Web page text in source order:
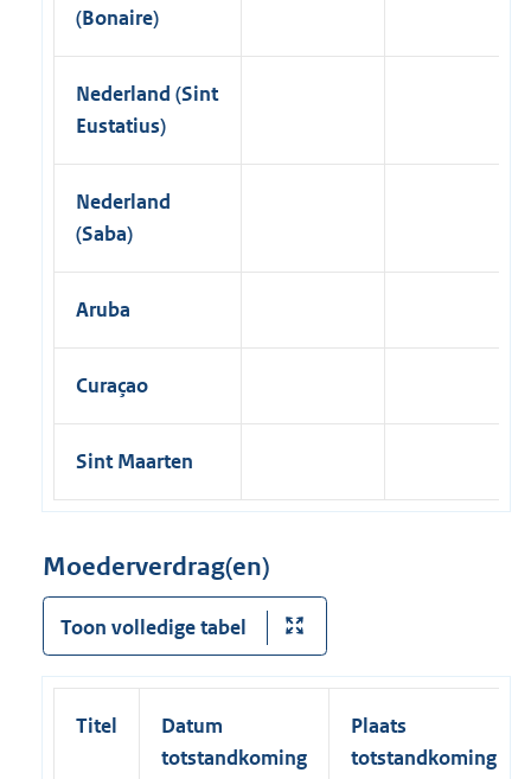
(Bonaire)
Nederland (Sint
Eustatius)
Nederland
(Saba)
Aruba
Curaçao
Sint Maarten
Moederverdrag(en)
Toon volledige tabel
Titel
Datum
totstandkoming
Plaats
totstandkoming